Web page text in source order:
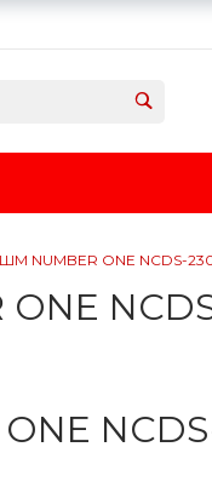
NUMBER ONE NCDS-